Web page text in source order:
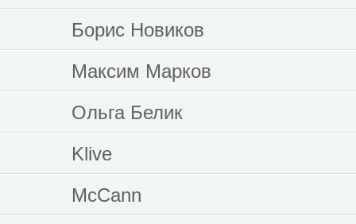
Борис Новиков
Максим Марков
Ольга Белик
Klive
McCann